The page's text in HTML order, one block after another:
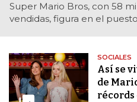
Super Mario Bros, con 58
vendidas, figura en el
SOCIALES
Así se
de